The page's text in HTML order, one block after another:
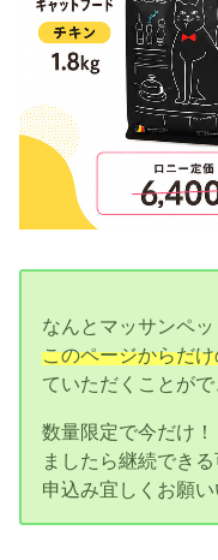
なんとマッサンペ
このページからだ
ていただくことがで
数量限定で今だけ
ましたら継続でき
申込み宜しくお願い